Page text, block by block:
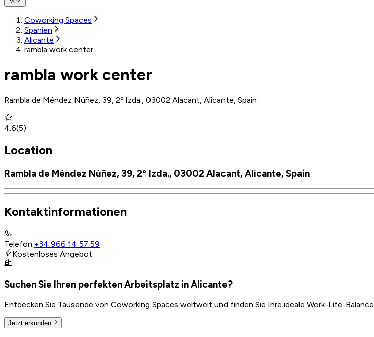
Coworking Spaces
Spanien
Alicante
rambla work center
rambla work center
Rambla de Méndez Núñez, 39, 2º Izda., 03002 Alacant, Alicante, Spain
4.6(5)
Location
Rambla de Méndez Núñez, 39, 2º Izda., 03002 Alacant, Alicante, Spain
Kontaktinformationen
Telefon:+34 966 14 57 59
Kostenloses Angebot
Suchen Sie Ihren perfekten Arbeitsplatz in Alicante?
Entdecken Sie Tausende von Coworking Spaces weltweit und finden Sie Ihre ideale Work-Life-Balance.
Jetzt erkunden